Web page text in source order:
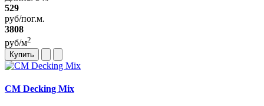
529
руб/пог.м.
3808
руб/м2
Купить
CM Decking Mix